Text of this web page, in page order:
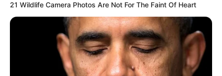
21 Wildlife Camera Photos Are Not For The Faint Of Heart